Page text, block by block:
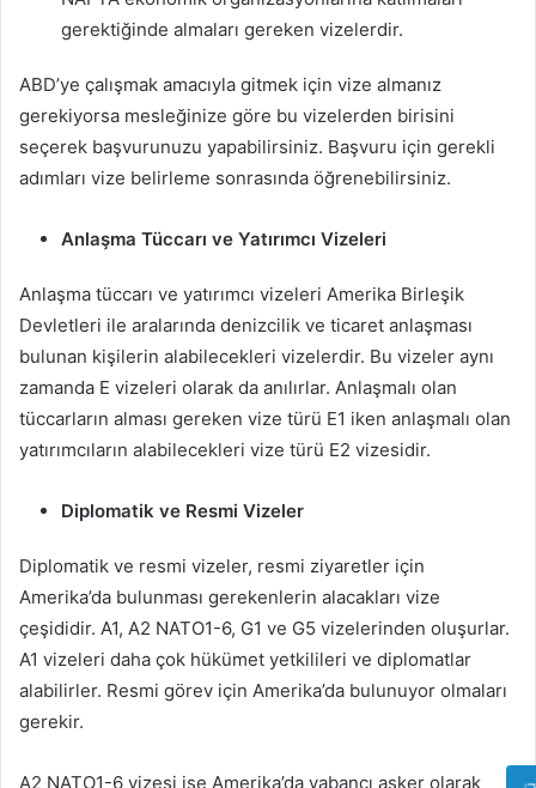
gerektiğinde almaları gereken vizelerdir.
ABD’ye çalışmak amacıyla gitmek için vize almanız
gerekiyorsa mesleğinize göre bu vizelerden birisini
seçerek başvurunuzu yapabilirsiniz. Başvuru için gerekli
adımları vize belirleme sonrasında öğrenebilirsiniz.
Anlaşma Tüccarı ve Yatırımcı Vizeleri
Anlaşma tüccarı ve yatırımcı vizeleri Amerika Birleşik
Devletleri ile aralarında denizcilik ve ticaret anlaşması
bulunan kişilerin alabilecekleri vizelerdir. Bu vizeler aynı
zamanda E vizeleri olarak da anılırlar. Anlaşmalı olan
tüccarların alması gereken vize türü E1 iken anlaşmalı olan
yatırımcıların alabilecekleri vize türü E2 vizesidir.
Diplomatik ve Resmi Vizeler
Diplomatik ve resmi vizeler, resmi ziyaretler için
Amerika’da bulunması gerekenlerin alacakları vize
çeşididir. A1, A2 NATO1-6, G1 ve G5 vizelerinden oluşurlar.
A1 vizeleri daha çok hükümet yetkilileri ve diplomatlar
alabilirler. Resmi görev için Amerika’da bulunuyor olmaları
gerekir.
A2 NATO1-6 vizesi ise Amerika’da yabancı asker olarak